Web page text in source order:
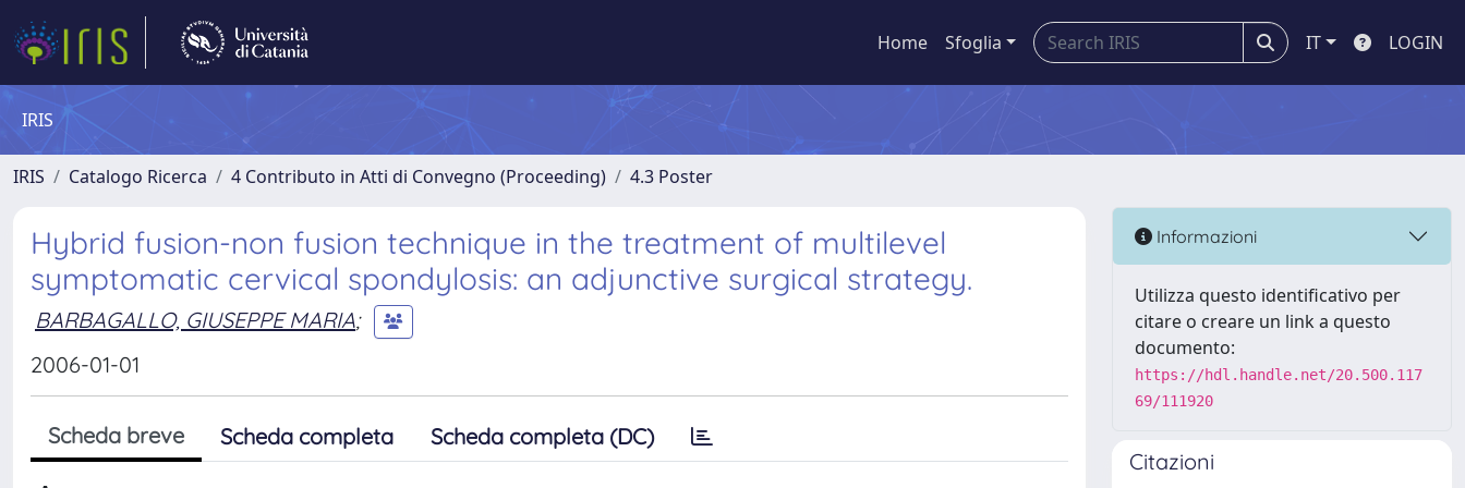
Home Sfoglia IT LOGIN
IRIS
IRIS Catalogo Ricerca 4 Contributo in Atti di Convegno (Proceeding) 4.3 Poster
Hybrid fusion-non fusion technique in the treatment of multilevel
symptomatic cervical spondylosis: an adjunctive surgical strategy.
BARBAGALLO, GIUSEPPE MARIA;
2006-01-01
Scheda breve Scheda completa Scheda completa (DC)
Informazioni
Utilizza questo identificativo per
citare o creare un link a questo
documento:
https://hdl.handle.net/20.500.117
69/111920
Citazioni